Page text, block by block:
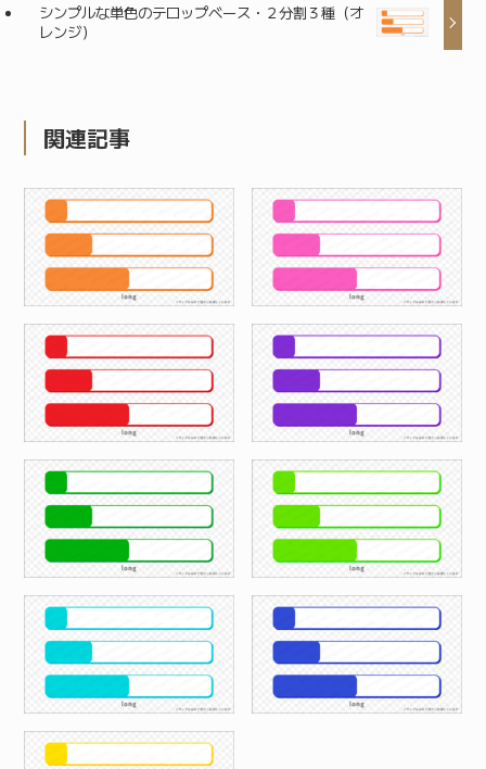
シンプルな単色のテロップベース・２分割３種（オ
レンジ）
関連記事